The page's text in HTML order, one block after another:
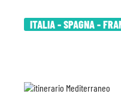
ITALIA - SPAGNA -